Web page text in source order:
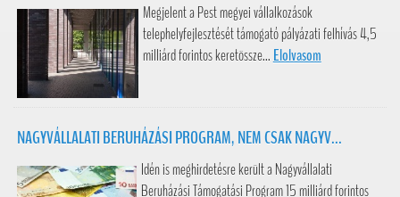
Megjelent a Pest megyei vállalkozások
telephelyfejlesztését támogató pályázati felhívás 4,5
milliárd forintos keretössze... Elolvasom
NAGYVÁLLALATI BERUHÁZÁSI PROGRAM, NEM CSAK NAGYV...
Idén is meghirdetésre került a Nagyvállalati
Beruházási Támogatási Program 15 milliárd forintos